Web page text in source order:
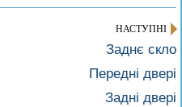
НАСТУПНІ
Заднє скло
Передні двері
Задні двері